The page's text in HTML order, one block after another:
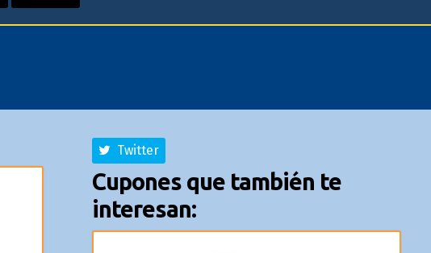
Twitter
Cupones que también te
interesan: